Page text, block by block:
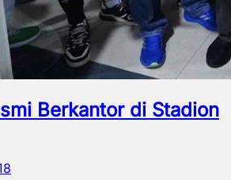
Berkantor di Stadion